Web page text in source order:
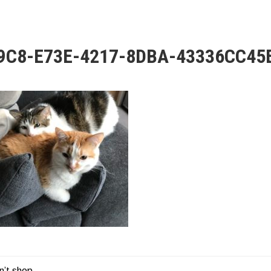
E73E-4217-8DBA-